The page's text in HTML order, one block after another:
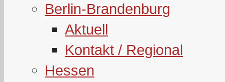
Berlin-Brandenburg
Aktuell
Kontakt / Regional
Hessen